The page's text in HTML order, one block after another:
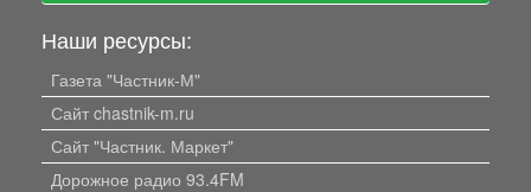
Наши ресурсы:
Газета "Частник-М"
Сайт chastnik-m.ru
Сайт "Частник. Маркет"
Дорожное радио 93.4FM